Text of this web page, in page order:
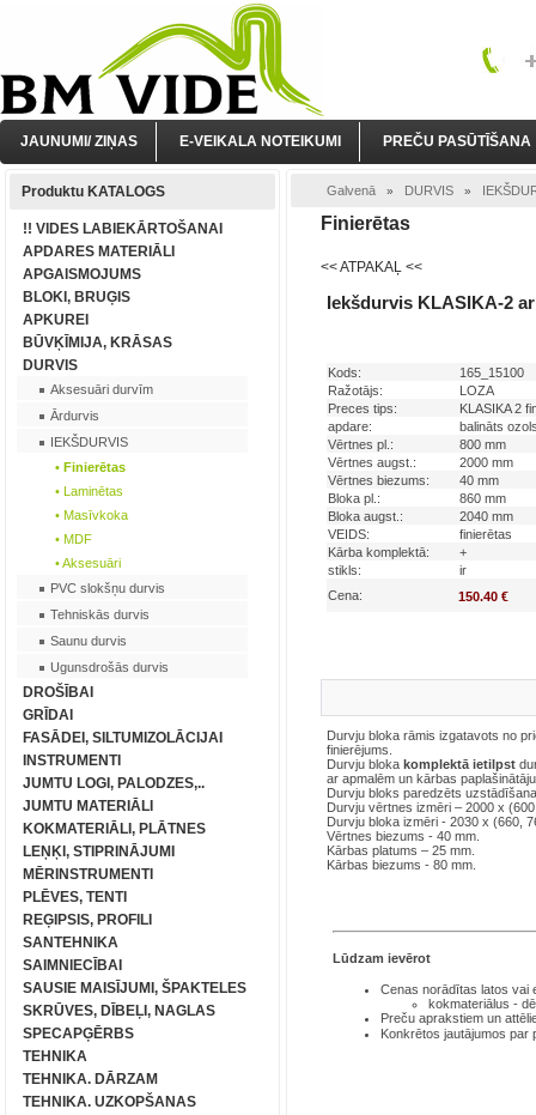
JAUNUMI/ ZIŅAS E-VEIKALA NOTEIKUMI PREČU PASŪTĪŠANA
Produktu KATALOGS
!! VIDES LABIEKĀRTOŠANAI
APDARES MATERIĀLI
APGAISMOJUMS
BLOKI, BRUĢIS
APKUREI
BŪVĶĪMIJA, KRĀSAS
DURVIS
Aksesuāri durvīm
Ārdurvis
IEKŠDURVIS
• Finierētas
• Laminētas
• Masīvkoka
• MDF
• Aksesuāri
PVC slokšņu durvis
Tehniskās durvis
Saunu durvis
Ugunsdrošās durvis
DROŠĪBAI
GRĪDAI
FASĀDEI, SILTUMIZOLĀCIJAI
INSTRUMENTI
JUMTU LOGI, PALODZES,..
JUMTU MATERIĀLI
KOKMATERIĀLI, PLĀTNES
LEŅĶI, STIPRINĀJUMI
MĒRINSTRUMENTI
PLĒVES, TENTI
REĢIPSIS, PROFILI
SANTEHNIKA
SAIMNIECĪBAI
SAUSIE MAISĪJUMI, ŠPAKTELES
SKRŪVES, DĪBEĻI, NAGLAS
SPECAPĢĒRBS
TEHNIKA
TEHNIKA. DĀRZAM
TEHNIKA. UZKOPŠANAS
Galvenā » DURVIS »
Finierētas
<< ATPAKAĻ <<
Iekšdurvis KLASIKA-2
Kods:
165_15100
Ražotājs:
LOZA
Preces tips:
KLASIKA 2
apdare:
balināts
Vērtnes pl.:
800 mm
Vērtnes augst.:
2000 mm
Vērtnes biezums:
40 mm
Bloka pl.:
860 mm
Bloka augst.:
2040 mm
VEIDS:
finierētas
Kārba komplektā:
+
stikls:
ir
Cena:
150.40 €
Durvju bloka rāmis izgatavots no
finierējums.
Durvju bloka komplektā ietilpst
ar apmalēm un kārbas
Durvju bloks paredzēts
Durvju vērtnes izmēri – 2000 x
Durvju bloka izmēri - 2030 x (660,
Vērtnes biezums - 40 mm.
Kārbas platums – 25 mm.
Kārbas biezums - 80 mm.
Lūdzam ievērot
Cenas norādītas latos vai
kokmateriālus -
Preču aprakstiem un
Konkrētos jautājumos